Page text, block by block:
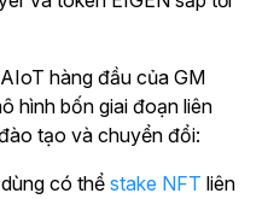
hàng đầu của GM
hình bốn giai đoạn liên
tạo và chuyển đổi:
có thểstake NFT liên